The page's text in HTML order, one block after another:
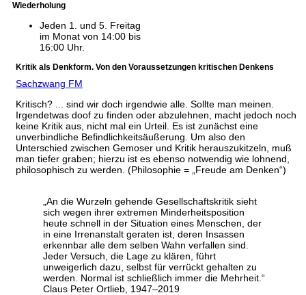
Wiederholung
Jeden 1. und 5. Freitag
im Monat von 14:00 bis
16:00 Uhr.
Kritik als Denkform. Von den Voraussetzungen kritischen Denkens
Sachzwang FM
Kritisch? ... sind wir doch irgendwie alle. Sollte man meinen.
Irgendetwas doof zu finden oder abzulehnen, macht jedoch noch
keine Kritik aus, nicht mal ein Urteil. Es ist zunächst eine
unverbindliche Befindlichkeitsäußerung. Um also den
Unterschied zwischen Gemoser und Kritik herauszukitzeln, muß
man tiefer graben; hierzu ist es ebenso notwendig wie lohnend,
philosophisch zu werden. (Philosophie = „Freude am Denken“)
„An die Wurzeln gehende Gesellschaftskritik sieht
sich wegen ihrer extremen Minderheitsposition
heute schnell in der Situation eines Menschen, der
in eine Irrenanstalt geraten ist, deren Insassen
erkennbar alle dem selben Wahn verfallen sind.
Jeder Versuch, die Lage zu klären, führt
unweigerlich dazu, selbst für verrückt gehalten zu
werden. Normal ist schließlich immer die Mehrheit.“
Claus Peter Ortlieb, 1947–2019